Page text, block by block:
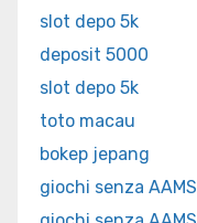
slot depo 5k
deposit 5000
slot depo 5k
toto macau
bokep jepang
giochi senza AAMS